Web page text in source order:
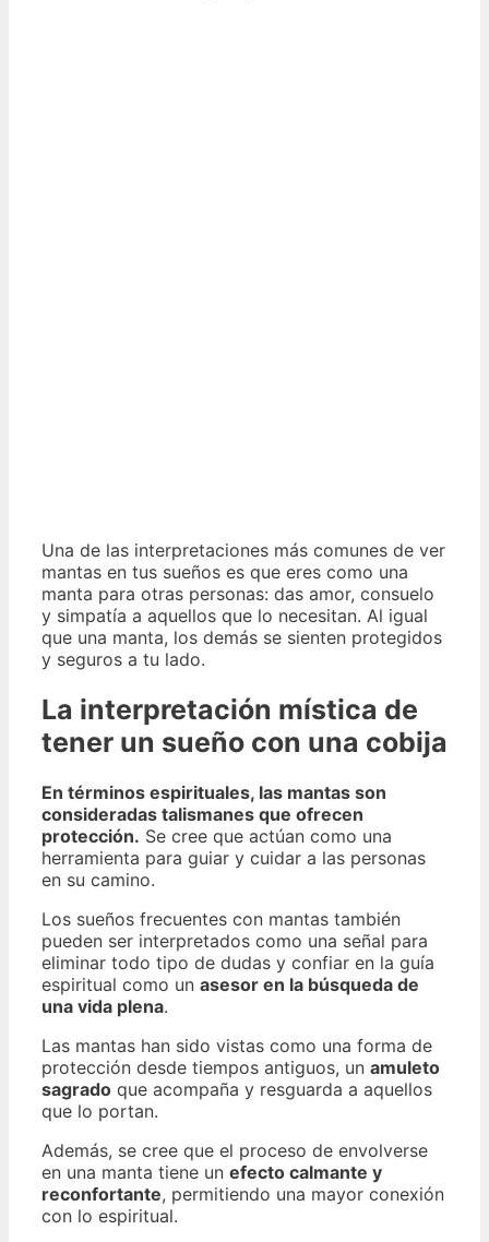
Una de las interpretaciones más comunes de ver
mantas en tus sueños es que eres como una
manta para otras personas: das amor, consuelo
y simpatía a aquellos que lo necesitan. Al igual
que una manta, los demás se sienten protegidos
y seguros a tu lado.
La interpretación mística de
tener un sueño con una cobija
En términos espirituales, las mantas son
consideradas talismanes que ofrecen
protección. Se cree que actúan como una
herramienta para guiar y cuidar a las personas
en su camino.
Los sueños frecuentes con mantas también
pueden ser interpretados como una señal para
eliminar todo tipo de dudas y confiar en la guía
espiritual como un asesor en la búsqueda de
una vida plena.
Las mantas han sido vistas como una forma de
protección desde tiempos antiguos, un amuleto
sagrado que acompaña y resguarda a aquellos
que lo portan.
Además, se cree que el proceso de envolverse
en una manta tiene un efecto calmante y
reconfortante, permitiendo una mayor conexión
con lo espiritual.